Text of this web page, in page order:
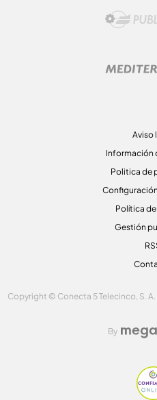
Aviso
Información
Politica de
Política
Gestión
Copyright © Conecta 5 Telecinco, S.
By